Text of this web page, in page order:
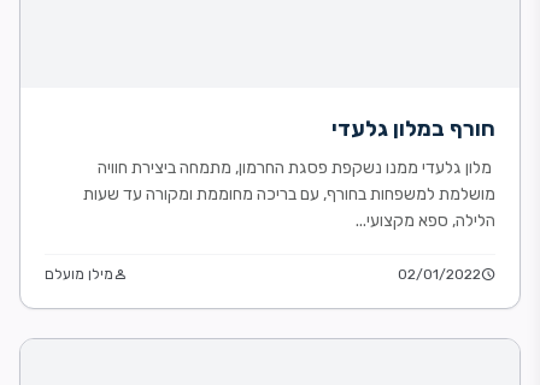
חורף במלון גלעדי
מלון גלעדי ממנו נשקפת פסגת החרמון, מתמחה ביצירת חוויה
מושלמת למשפחות בחורף, עם בריכה מחוממת ומקורה עד שעות
הלילה, ספא מקצועי...
schedule
02/01/2022
personמילן מועלם